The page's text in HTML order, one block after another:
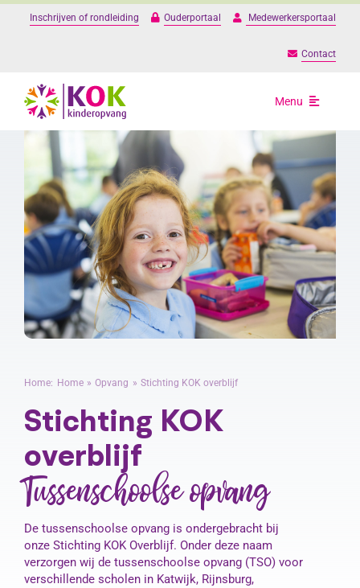
Ga
Inschrijven of rondleiding Ouderportaal Medewerkersportaal
Contact
Menu
Opvang
Onze locaties
Over ons
Praktische
Home: Home Opvang Stichting KOK overblijf
Stichting KOK
overblijf
Tussenschoolse opvang
De tussenschoolse opvang is ondergebracht bij
onze Stichting KOK Overblijf. Onder deze naam
verzorgen wij de tussenschoolse opvang (TSO) voor
verschillende scholen in Katwijk, Rijnsburg,